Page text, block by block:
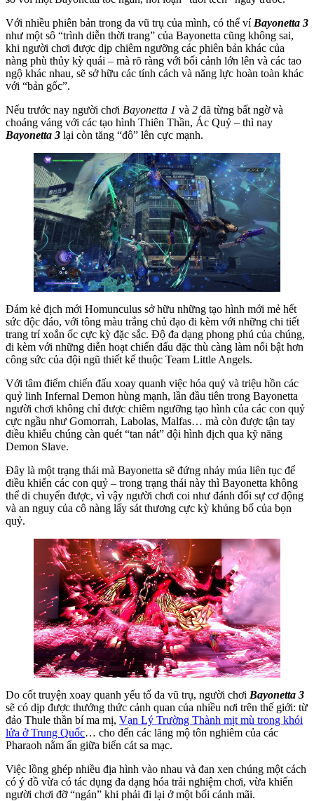
Với nhiều phiên bản trong đa vũ trụ của mình, có thể víBayonetta 3
như một sô “trình diễn thời trang” của Bayonetta cũng không sai,
khi người chơi được dịp chiêm ngưỡng các phiên bản khác của
nàng phù thủy kỳ quái – mà rõ ràng với bối cảnh lớn lên và các tao
ngộ khác nhau, sẽ sở hữu các tính cách và năng lực hoàn toàn khác
với “bản gốc”.
Nếu trước nay người chơi Bayonetta 1 và 2 đã từng bất ngờ và
choáng váng với các tạo hình Thiên Thần, Ác Quỷ – thì nay
Bayonetta 3 lại còn tăng “đô” lên cực mạnh.
Đám kẻ địch mới Homunculus sở hữu những tạo hình mới mẻ hết
sức độc đáo, với tông màu trắng chủ đạo đi kèm với những chi tiết
trang trí xoắn ốc cực kỳ đặc sắc. Độ đa dạng phong phú của chúng,
đi kèm với những diễn hoạt chiến đấu đặc thù càng làm nổi bật hơn
công sức của đội ngũ thiết kế thuộc Team Little Angels.
Với tâm điểm chiến đấu xoay quanh việc hóa quỷ và triệu hồn các
quỷ linh Infernal Demon hùng mạnh, lần đầu tiên trong Bayonetta
người chơi không chỉ được chiêm ngưỡng tạo hình của các con quỷ
cực ngầu như Gomorrah, Labolas, Malfas… mà còn được tận tay
điều khiểu chúng càn quét “tan nát” đội hình địch qua kỹ năng
Demon Slave.
Đây là một trạng thái mà Bayonetta sẽ đứng nhảy múa liên tục để
điều khiển các con quỷ – trong trạng thái này thì Bayonetta không
thể di chuyển được, vì vậy người chơi coi như đánh đổi sự cơ động
và an nguy của cô nàng lấy sát thương cực kỳ khủng bố của bọn
quỷ.
Do cốt truyện xoay quanh yếu tố đa vũ trụ, người chơi Bayonetta 3
sẽ có dịp được thưởng thức cảnh quan của nhiều nơi trên thế giới: từ
đảo Thule thần bí ma mị, Vạn Lý Trường Thành mịt mù trong khói
lửa ở Trung Quốc… cho đến các lăng mộ tôn nghiêm của các
Pharaoh nằm ẩn giữa biển cát sa mạc.
Việc lồng ghép nhiều địa hình vào nhau và đan xen chúng một cách
có ý đồ vừa có tác dụng đa dạng hóa trải nghiệm chơi, vừa khiến
người chơi đỡ “ngán” khi phải đi lại ở một bối cảnh mãi.